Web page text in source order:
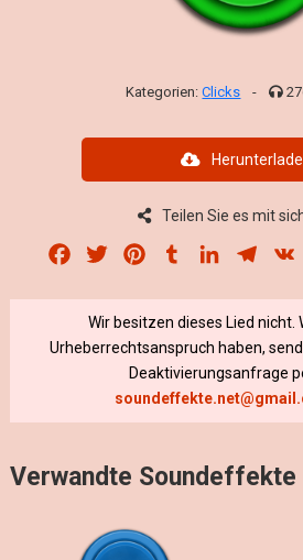
Kategorien:Clicks -
Teilen Sie es mit
Facebook
Twitter PinterestTumblrLinkedIn
Wir besitzen dieses Lied nicht.
Urheberrechtsanspruch haben,
Deaktivierungsanfrage
Verwandte Soundeffekte